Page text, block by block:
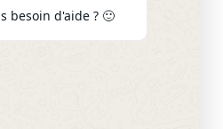
Actualités
Le Collège Saint
de Hanoukopé
aux nouveaux
scolaire 2026-
besoin d'aide ? 🙂